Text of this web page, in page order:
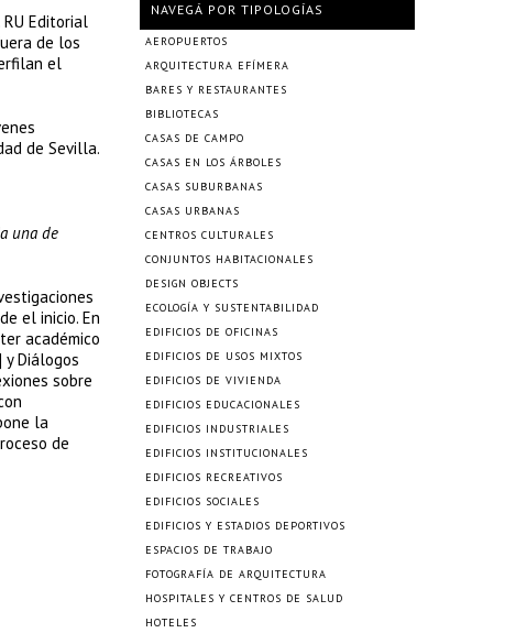
Editorial
de los
el
de Sevilla.
una de
el inicio. En
académico
Diálogos
sobre
la
de
NAVEGÁ POR TIPOLOGÍAS
AEROPUERTOS
ARQUITECTURA EFÍMERA
BARES Y RESTAURANTES
BIBLIOTECAS
CASAS DE CAMPO
CASAS EN LOS ÁRBOLES
CASAS SUBURBANAS
CASAS URBANAS
CENTROS CULTURALES
CONJUNTOS HABITACIONALES
DESIGN OBJECTS
ECOLOGÍA Y SUSTENTABILIDAD
EDIFICIOS DE OFICINAS
EDIFICIOS DE USOS MIXTOS
EDIFICIOS DE VIVIENDA
EDIFICIOS EDUCACIONALES
EDIFICIOS INDUSTRIALES
EDIFICIOS INSTITUCIONALES
EDIFICIOS RECREATIVOS
EDIFICIOS SOCIALES
EDIFICIOS Y ESTADIOS DEPORTIVOS
ESPACIOS DE TRABAJO
FOTOGRAFÍA DE ARQUITECTURA
HOSPITALES Y CENTROS DE SALUD
HOTELES